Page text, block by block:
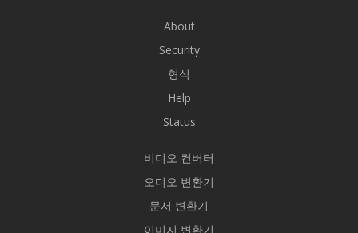
About
Security
형식
Help
Status
비디오 컨버터
오디오 변환기
문서 변환기
이미지 변환기